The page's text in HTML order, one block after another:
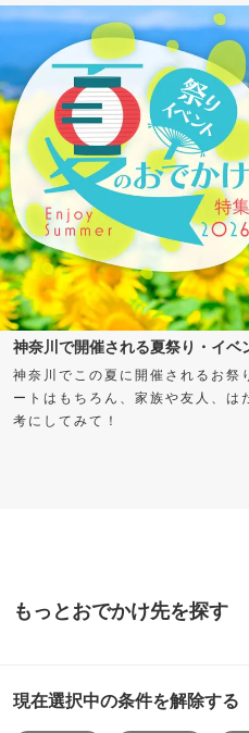
神奈川で開催される夏祭り・イベ
神奈川でこの夏に開催されるお
ートはもちろん、家族や友人、は
考にしてみて！
もっとおでかけ先を探す
現在選択中の条件を解除する